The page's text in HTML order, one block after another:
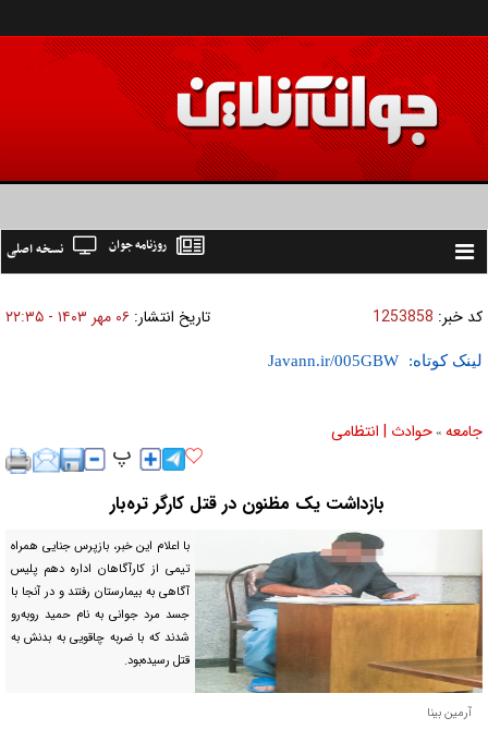
Toggle
نسخه اصلی روزنامه جوان
کد خبر: 1253858 تاریخ انتشار: ۰۶ مهر ۱۴۰۳ - ۲۲:۳۵
لینک کوتاه:
جامعه » حوادث | انتظامی
بازداشت یک مظنون در قتل کارگر تره‌بار
با اعلام این خبر، بازپرس جنایی همراه
تیمی از کارآگاهان اداره دهم پلیس
آگاهی به بیمارستان رفتند و در آنجا با
جسد مرد جوانی به نام حمید روبه‌رو
شدند که با ضربه چاقویی به بدنش به
قتل رسیده‌بود.
آرمین بینا